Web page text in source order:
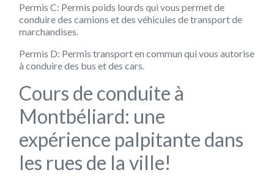
Permis C: Permis poids lourds qui vous permet de
conduire des camions et des véhicules de transport de
marchandises.
Permis D: Permis transport en commun qui vous autorise
à conduire des bus et des cars.
Cours de conduite à
Montbéliard: une
expérience palpitante dans
les rues de la ville!